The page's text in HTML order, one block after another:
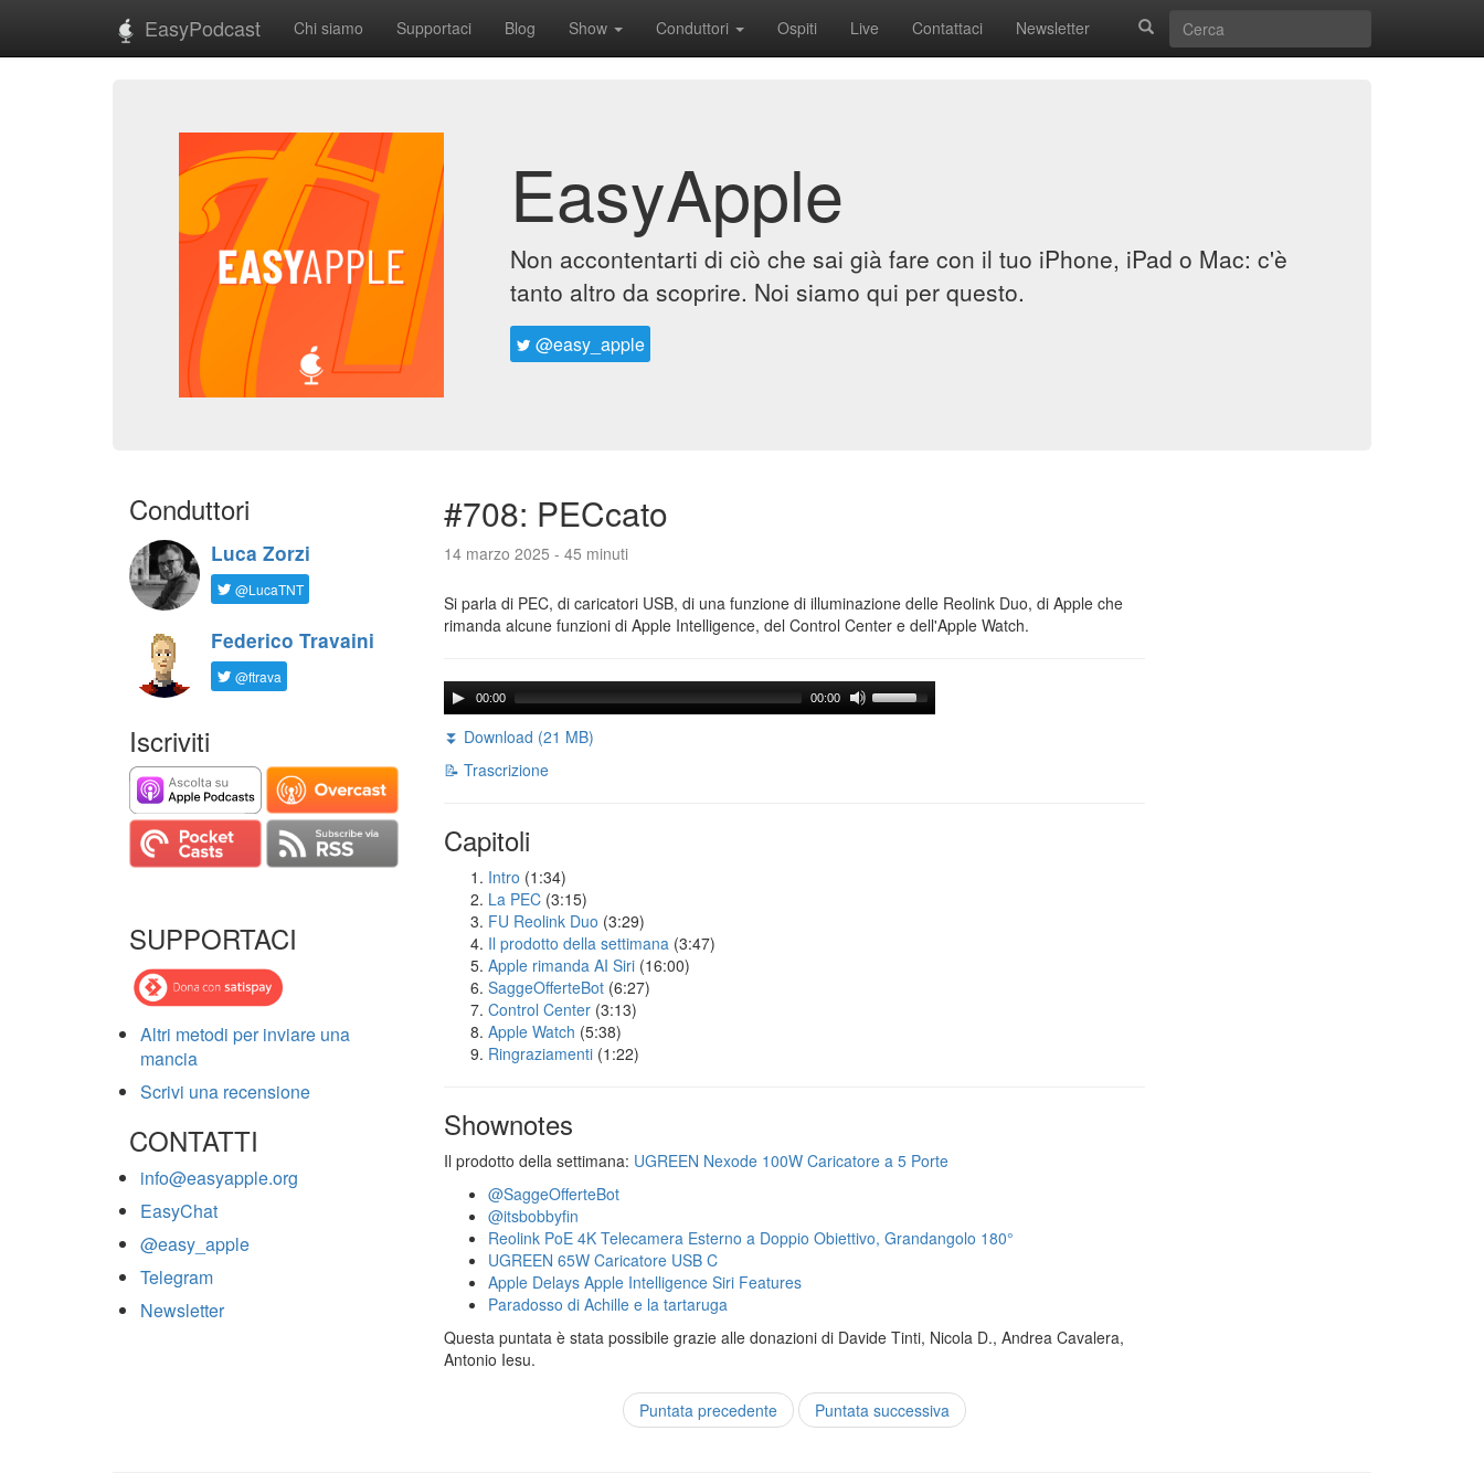
EasyPodcast Chi siamo Supportaci Blog Show Conduttori Ospiti Live Contattaci Newsletter
EasyApple
Non accontentarti di ciò che sai già fare con il tuo iPhone, iPad o Mac: c'è
tanto altro da scoprire. Noi siamo qui per questo.
@easy_apple
Conduttori
Luca Zorzi
@LucaTNT
Federico Travaini
@ftrava
Iscriviti
SUPPORTACI
Altri metodi per inviare una
mancia
Scrivi una recensione
CONTATTI
info@easyapple.org
EasyChat
@easy_apple
Telegram
Newsletter
#708: PECcato
14 marzo 2025 - 45 minuti
Si parla di PEC, di caricatori USB, di una funzione di illuminazione delle Reolink Duo, di Apple che
rimanda alcune funzioni di Apple Intelligence, del Control Center e dell'Apple Watch.
00:00 00:00
⏬ Download (21 MB)
📝 Trascrizione
Capitoli
Intro (1:34)
La PEC (3:15)
FU Reolink Duo (3:29)
Il prodotto della settimana (3:47)
Apple rimanda AI Siri (16:00)
SaggeOfferteBot (6:27)
Control Center (3:13)
Apple Watch (5:38)
Ringraziamenti (1:22)
Shownotes
Il prodotto della settimana: UGREEN Nexode 100W Caricatore a 5 Porte
@SaggeOfferteBot
@itsbobbyfin
Reolink PoE 4K Telecamera Esterno a Doppio Obiettivo, Grandangolo 180°
UGREEN 65W Caricatore USB C
Apple Delays Apple Intelligence Siri Features
Paradosso di Achille e la tartaruga
Questa puntata è stata possibile grazie alle donazioni di Davide Tinti, Nicola D., Andrea Cavalera,
Antonio Iesu.
Puntata precedente Puntata successiva